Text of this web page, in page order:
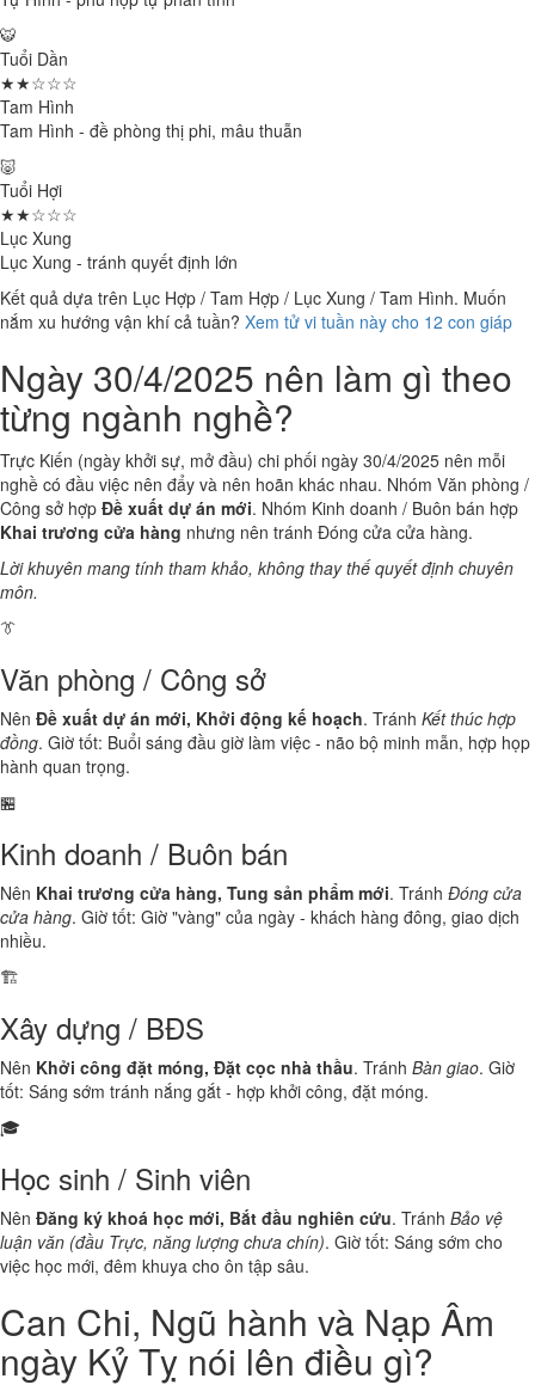
🐯
Tuổi Dần
★★☆☆☆
Tam Hình
Tam Hình - đề phòng thị phi, mâu thuẫn
🐷
Tuổi Hợi
★★☆☆☆
Lục Xung
Lục Xung - tránh quyết định lớn
Kết quả dựa trên Lục Hợp / Tam Hợp / Lục Xung / Tam Hình. Muốn
nắm xu hướng vận khí cả tuần? Xem tử vi tuần này cho 12 con giáp
Ngày 30/4/2025 nên làm gì theo
từng ngành nghề?
Trực Kiến (ngày khởi sự, mở đầu) chi phối ngày 30/4/2025 nên mỗi
nghề có đầu việc nên đẩy và nên hoãn khác nhau. Nhóm Văn phòng /
Công sở hợp Đề xuất dự án mới. Nhóm Kinh doanh / Buôn bán hợp
Khai trương cửa hàng nhưng nên tránh Đóng cửa cửa hàng.
Lời khuyên mang tính tham khảo, không thay thế quyết định chuyên
môn.
👔
Văn phòng / Công sở
Nên Đề xuất dự án mới, Khởi động kế hoạch. Tránh Kết thúc hợp
đồng. Giờ tốt: Buổi sáng đầu giờ làm việc - não bộ minh mẫn, hợp họp
hành quan trọng.
🏪
Kinh doanh / Buôn bán
Nên Khai trương cửa hàng, Tung sản phẩm mới. Tránh Đóng cửa
cửa hàng. Giờ tốt: Giờ "vàng" của ngày - khách hàng đông, giao dịch
nhiều.
🏗️
Xây dựng / BĐS
Nên Khởi công đặt móng, Đặt cọc nhà thầu. Tránh Bàn giao. Giờ
tốt: Sáng sớm tránh nắng gắt - hợp khởi công, đặt móng.
🎓
Học sinh / Sinh viên
Nên Đăng ký khoá học mới, Bắt đầu nghiên cứu. Tránh Bảo vệ
luận văn (đầu Trực, năng lượng chưa chín). Giờ tốt: Sáng sớm cho
việc học mới, đêm khuya cho ôn tập sâu.
Can Chi, Ngũ hành và Nạp Âm
ngày Kỷ Tỵ nói lên điều gì?